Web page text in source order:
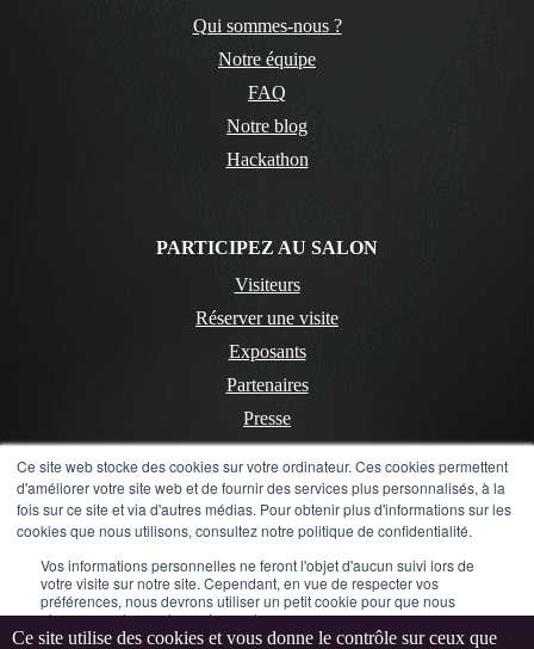
Ce site web stocke des cookies sur votre ordinateur. Ces cookies permettent
d'améliorer votre site web et de fournir des services plus personnalisés, à la
fois sur ce site et via d'autres médias. Pour obtenir plus d'informations sur les
cookies que nous utilisons, consultez notre politique de confidentialité.
Vos informations personnelles ne feront l'objet d'aucun suivi lors de
votre visite sur notre site. Cependant, en vue de respecter vos
préférences, nous devrons utiliser un petit cookie pour que nous
n'ayons pas à vous les redemander.
Qui sommes-nous ?
Notre équipe
FAQ
Notre blog
Hackathon
PARTICIPEZ AU SALON
Visiteurs
Réserver une visite
Exposants
Partenaires
Presse
CONTACT
Contactez-nous
Mentions Légales
Politique de confidentialité
Ce site utilise des cookies et vous donne le contrôle sur ceux que